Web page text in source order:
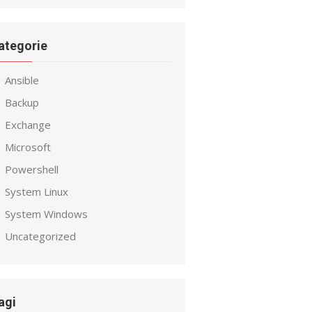
Ansible
Backup
Exchange
Microsoft
Powershell
System Linux
System Windows
Uncategorized